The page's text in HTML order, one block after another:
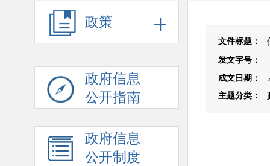
政策
政府信息
公开指南
政府信息
公开制度
文件标题 ：
发文字号 ：
成文日期 ：
主题分类 ：